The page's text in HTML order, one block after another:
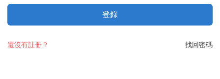
登錄
找回密碼
還沒有註冊？